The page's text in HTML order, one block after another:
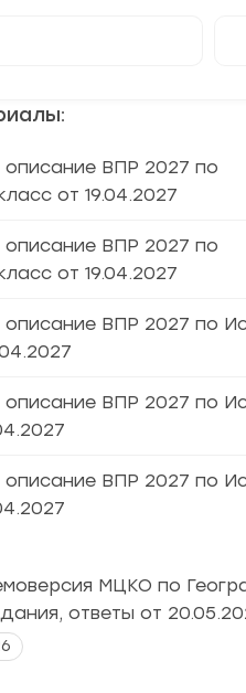
ВПР 2027 по
от 19.04.2027
ВПР 2027 по
от 19.04.2027
ВПР 2027 по
ВПР 2027 по
ВПР 2027 по
МЦКО по
ответы от